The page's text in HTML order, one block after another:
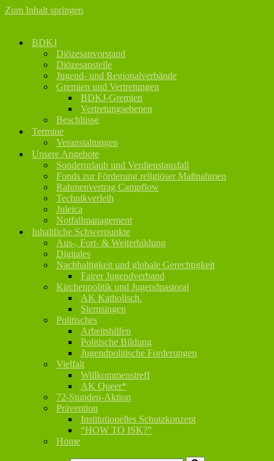
Zum Inhalt springen
BDKJ
Diözesanvorstand
Diözesanstelle
Jugend- und Regionalverbände
Gremien und Vertretungen
BDKJ-Gremien
Vertretungsebenen
Beschlüsse
Termine
Veranstaltungen
Unsere Angebote
Sonderurlaub und Verdienstausfall
Fonds zur Förderung religiöser Maßnahmen
Rahmenvertrag Campflow
Technikverleih
Juleica
Notfallmanagement
Inhaltliche Schwerpunkte
Aus-, Fort- & Weiterbildung
Digitales
Nachhaltigkeit und globale Gerechtigkeit
Fairer Jugendverband
Kirchenpolitik und Jugendpastoral
AK Katholisch.
Sternsingen
Politisches
Arbeitshilfen
Politische Bildung
Jugendpolitische Forderungen
Vielfalt
Willkommenstreff
AK Queer*
72-Stunden-Aktion
Prävention
Institutionelles Schutzkonzept
“HOW TO ISK?”
Home